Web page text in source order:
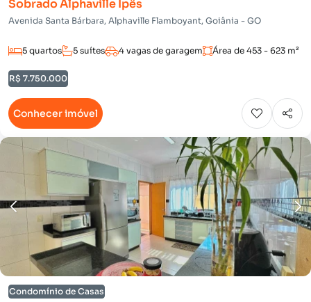
Sobrado Alphaville Ipês
Avenida Santa Bárbara, Alphaville Flamboyant, Goiânia - GO
5 quartos 5 suítes 4 vagas de garagem Área de 453 - 623 m²
R$ 7.750.000
Conhecer imóvel
Condomínio de Casas